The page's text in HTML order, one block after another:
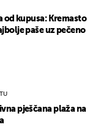
od kupusa: Kremasto
paše uz pečeno
pješčana plaža na